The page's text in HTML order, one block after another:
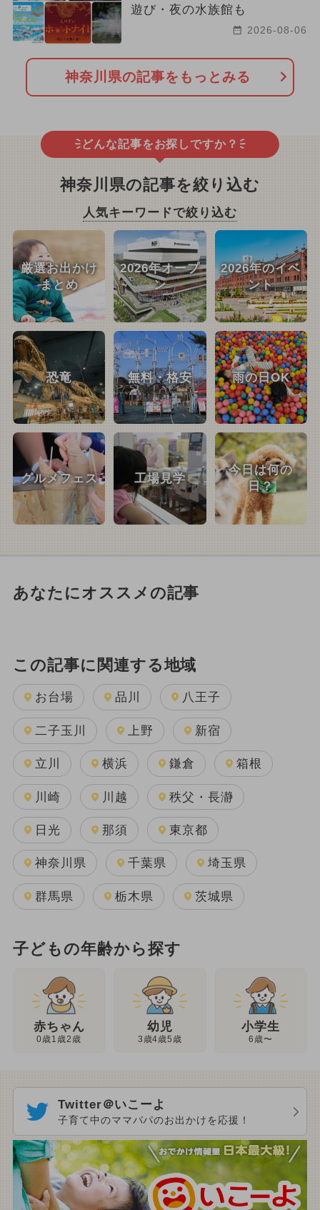
遊び・夜の水族館も
2026-08-06
神奈川県の記事をもっとみる
どんな記事をお探しですか？
神奈川県の記事を絞り込む
人気キーワードで絞り込む
厳選お出かけ
まとめ
2026年オープ
ン
2026年のイベ
ント
恐竜 無料・格安 雨の日OK
グルメフェス 工場見学
今日は何の
日？
あなたにオススメの記事
この記事に関連する地域
お台場 品川 八王子
二子玉川 上野 新宿
立川 横浜 鎌倉 箱根
川崎 川越 秩父・長瀞
日光 那須 東京都
神奈川県 千葉県 埼玉県
群馬県 栃木県 茨城県
子どもの年齢から探す
赤ちゃん
0歳1歳2歳
幼児
3歳4歳5歳
小学生
6歳〜
Twitter＠いこーよ
子育て中のママパパのお出かけを応援！